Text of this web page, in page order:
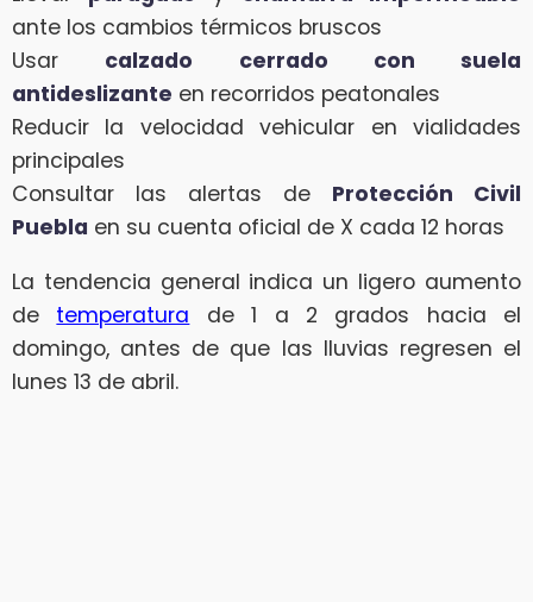
ante los cambios térmicos bruscos
Usar calzado cerrado con suela
antideslizante en recorridos peatonales
Reducir la velocidad vehicular en vialidades
principales
Consultar las alertas de Protección Civil
Puebla en su cuenta oficial de X cada 12 horas
La tendencia general indica un ligero aumento
de temperatura de 1 a 2 grados hacia el
domingo, antes de que las lluvias regresen el
lunes 13 de abril.